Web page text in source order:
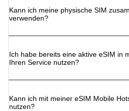
Kann ich meine physische SIM
verwenden?
Ich habe bereits eine aktive eSIM in
Ihren Service nutzen?
Kann ich mit meiner eSIM Mobile
nutzen?